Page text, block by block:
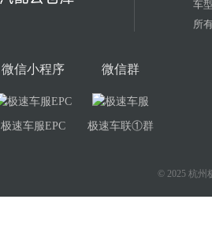
车
所
微信小程序
极速车服EPC
微信群
极速车联①群
© 2025 杭州